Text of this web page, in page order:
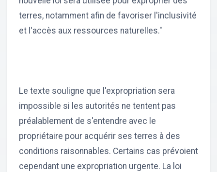
terres, notamment afin de favoriser l'inclusivité
et l'accès aux ressources naturelles."
Le texte souligne que l'expropriation sera
impossible si les autorités ne tentent pas
préalablement de s'entendre avec le
propriétaire pour acquérir ses terres à des
conditions raisonnables. Certains cas prévoient
cependant une expropriation urgente. La loi